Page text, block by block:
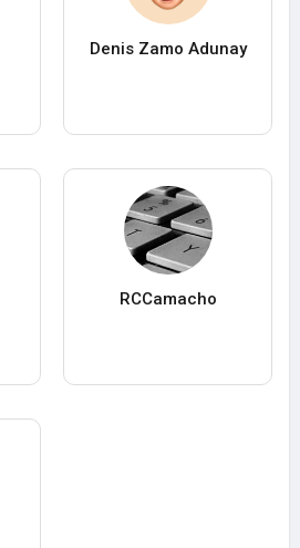
Denis Zamo Adunay
RCCamacho